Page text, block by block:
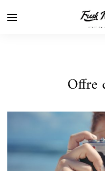
Offre